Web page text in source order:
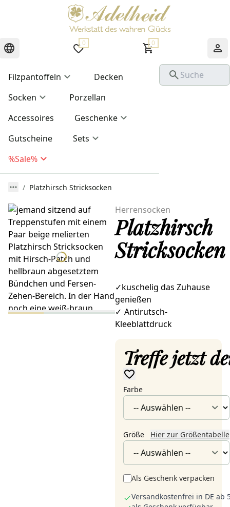
0 0
Filzpantoffeln
Decken
Socken
Porzellan
Accessoires
Geschenke
Gutscheine
Sets
%Sale%
Platzhirsch Stricksocken
Herrensocken
Platzhirsch
Stricksocken
✓kuschelig das Zuhause
genießen
✓ Antirutsch-
Kleeblattdruck
Treffe jetzt
Farbe
Größe Hier zur Größentabelle
Als Geschenk verpacken
Versandkostenfrei in DE ab